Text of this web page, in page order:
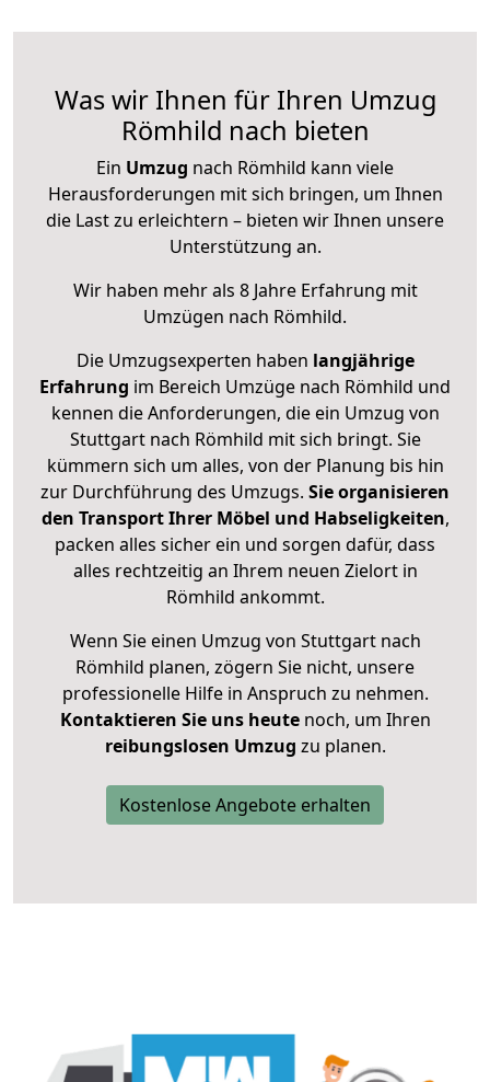
Was wir Ihnen für Ihren Umzug
Römhild nach bieten
Ein Umzug nach Römhild kann viele
Herausforderungen mit sich bringen, um Ihnen
die Last zu erleichtern – bieten wir Ihnen unsere
Unterstützung an.
Wir haben mehr als 8 Jahre Erfahrung mit
Umzügen nach Römhild.
Die Umzugsexperten haben langjährige
Erfahrung im Bereich Umzüge nach Römhild und
kennen die Anforderungen, die ein Umzug von
Stuttgart nach Römhild mit sich bringt. Sie
kümmern sich um alles, von der Planung bis hin
zur Durchführung des Umzugs. Sie organisieren
den Transport Ihrer Möbel und Habseligkeiten,
packen alles sicher ein und sorgen dafür, dass
alles rechtzeitig an Ihrem neuen Zielort in
Römhild ankommt.
Wenn Sie einen Umzug von Stuttgart nach
Römhild planen, zögern Sie nicht, unsere
professionelle Hilfe in Anspruch zu nehmen.
Kontaktieren Sie uns heutenoch, um Ihren
reibungslosen Umzug zu planen.
Kostenlose Angebote erhalten